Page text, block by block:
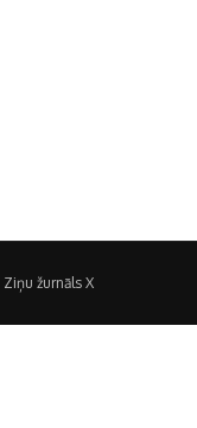
Ziņu žurnāls X